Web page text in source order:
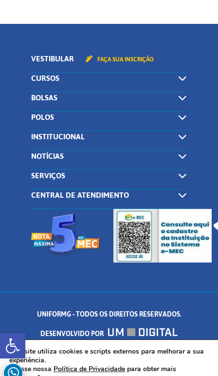
Abrir a barra de ferramentas
VESTIBULAR FAÇA SUA INSCRIÇÃO
CURSOS
BOLSAS
POLOS
INSTITUCIONAL
NOTÍCIAS
SERVIÇOS
CENTRAL DE ATENDIMENTO
UNIFORMG - TODOS OS DIREITOS RESERVADOS.
DESENVOLVIDO POR
AV. DR. ARNALDO DE SENNA, 328 - PALMEIRAS, FORMIGA/MG - CEP:
35.574.530
Este site utiliza cookies e scripts externos para melhorar a sua
experiência.
Acesse nossa Política de Privacidade para obter mais